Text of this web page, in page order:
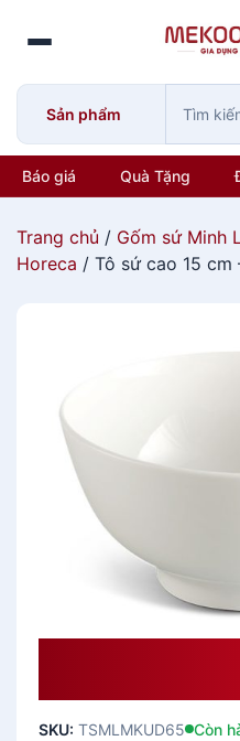
o
Sản phẩm
Báo giá Quà Tặng
Trang chủ / Gốm sứ Minh
Horeca / Tô sứ cao 15 cm
SKU: TSMLMKUD65 Còn